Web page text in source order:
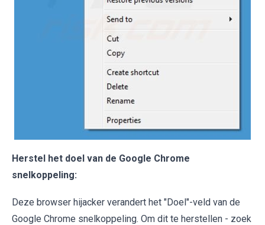
Herstel het doel van de Google Chrome
snelkoppeling:
Deze browser hijacker verandert het "Doel"-veld van de
Google Chrome snelkoppeling. Om dit te herstellen - zoek